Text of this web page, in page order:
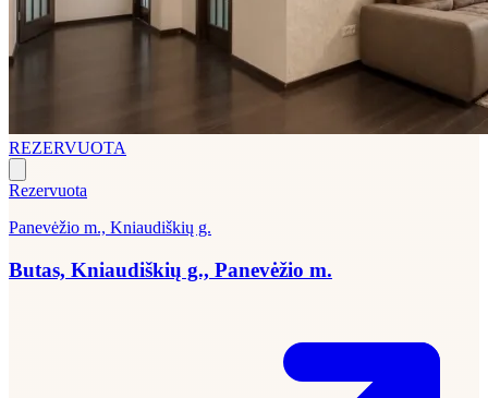
REZERVUOTA
Rezervuota
Panevėžio m., Kniaudiškių g.
Butas, Kniaudiškių g., Panevėžio m.